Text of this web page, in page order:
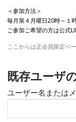
＜参加方法＞
毎月第４月曜日20時～１
ご参加ご希望の方は公式
ここからは正会員限定ペ
既存ユーザ
ユーザー名または